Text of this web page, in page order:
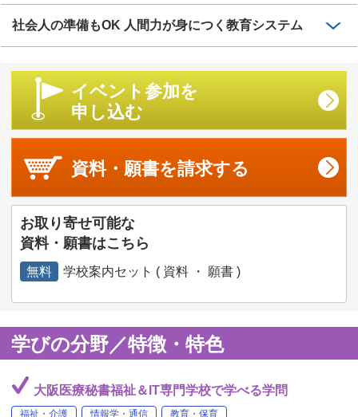
社会人の準備もOK 人間力が身につく教育システム
イベント参加を
申し込む
資料・願書を請求する
お取り寄せ可能な
資料・願書はこちら
無料 学校案内セット ( 資料 ・ 願書 )
学びの分野／特徴・特色
大阪医療秘書福祉＆IT専門学校で学べる学問
福祉・介護 情報学・通信 教育・保育